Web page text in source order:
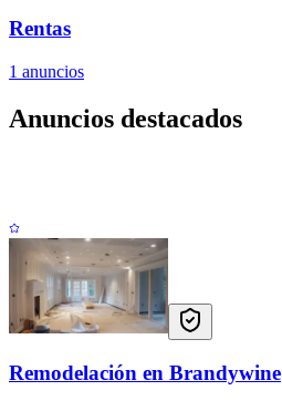
Rentas
1 anuncios
Anuncios destacados
Remodelación en Brandywine